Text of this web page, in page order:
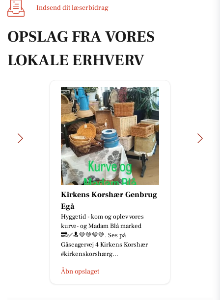
Indsend dit læserbidrag
OPSLAG FRA VORES
LOKALE ERHVERV
Kirkens Korshær Genbrug
Egå
Hyggetid - kom og oplev vores
kurve- og Madam Blå marked
🔜✅🔝💚💚💚💚. Ses på
Gåseagervej 4 Kirkens Korshær
#kirkenskorshærg...
Åbn opslaget